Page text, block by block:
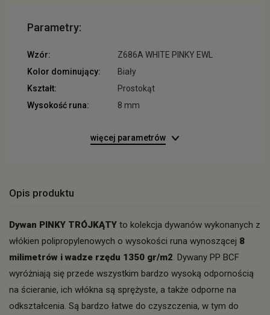
Parametry:
Wzór:
Z686A WHITE PINKY EWL
Kolor dominujący:
Biały
Kształt:
Prostokąt
Wysokość runa:
8 mm
więcej parametrów
Opis produktu
Dywan PINKY TRÓJKĄTY to kolekcja dywanów wykonanych z
włókien polipropylenowych o wysokości runa wynoszącej 8
milimetrów i wadze rzędu 1350 gr/m2. Dywany PP BCF
wyróżniają się przede wszystkim bardzo wysoką odpornością
na ścieranie, ich włókna są sprężyste, a także odporne na
odkształcenia. Są bardzo łatwe do czyszczenia, w tym do